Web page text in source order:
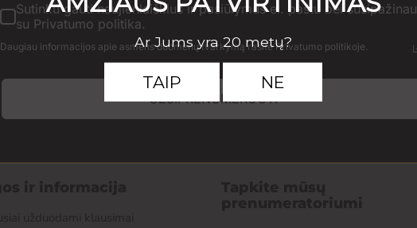
Sutinku gauti naujienlaiškius ir pasiūlymus el. paštu bei susipažinau
su Privatumo politika.
Daugiau informacijos apie asmens duomenų tvarkymą rasite Privatumo politikoje.
UŽSIPRENUMERUOTI